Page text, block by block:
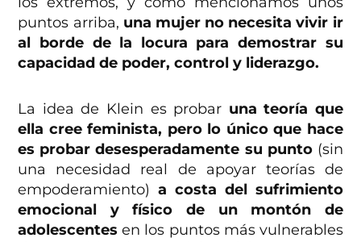
puntos arriba, una mujer no necesita vivir ir
al borde de la locura para demostrar su
capacidad de poder, control y liderazgo.
La idea de Klein es probar una teoría que
ella cree feminista, pero lo único que hace
es probar desesperadamente su punto(sin
una necesidad real de apoyar teorías de
empoderamiento)a costa del sufrimiento
emocional y físico de un montón de
adolescentes en los puntos más vulnerables